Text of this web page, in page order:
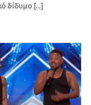
δίδυμο [...]